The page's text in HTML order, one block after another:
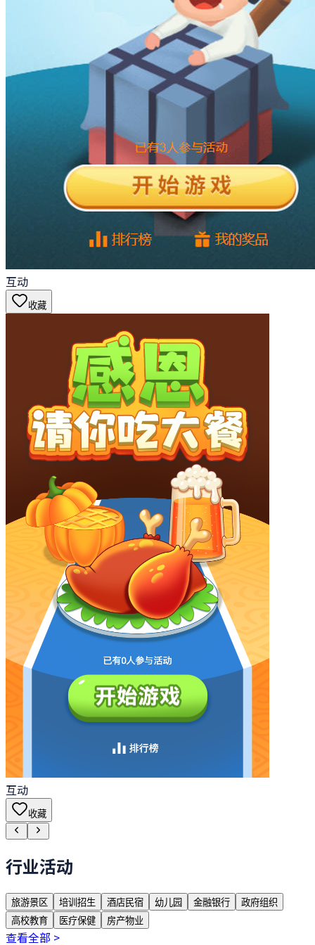
互动
收藏
互动
收藏
行业活动
旅游景区 培训招生 酒店民宿 幼儿园 金融银行
政府组织
高校教育
医疗保健 房产物业
查看全部 >